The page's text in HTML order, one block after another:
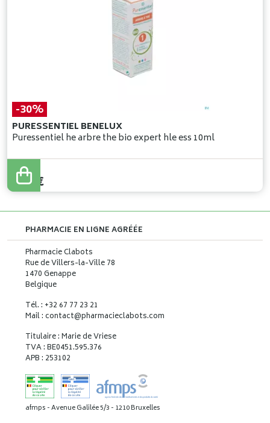
-30%
PURESSENTIEL BENELUX
Puressentiel he arbre the bio expert hle ess 10ml
10,20
7,14 €
PHARMACIE EN LIGNE AGRÉÉE
Pharmacie Clabots
Rue de Villers-la-Ville 78
1470 Genappe
Belgique
Tél. : +32 67 77 23 21
Mail : contact@pharmacieclabots.com
Titulaire : Marie de Vriese
TVA : BE0451.595.376
APB : 253102
afmps - Avenue Galilée 5/3 - 1210 Bruxelles